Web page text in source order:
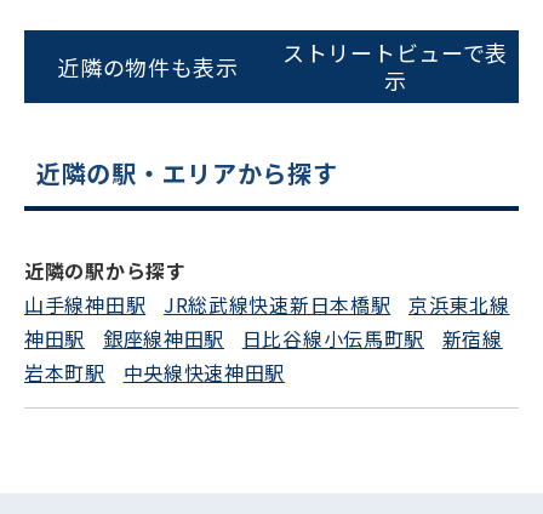
平日 9:00〜18:00
フォームでお問い合わせ
近隣の物件も表示
ストリートビューで表
示
近隣の駅・エリアから探す
近隣の駅から探す
山手線神田駅
JR総武線快速新日本橋駅
京浜東北線
神田駅
銀座線神田駅 日比谷線小伝馬町駅
新宿線
岩本町駅
中央線快速神田駅